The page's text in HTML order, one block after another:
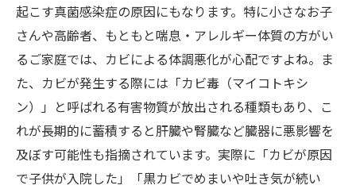
起こす真菌感染症の原因にもなります。特に小さなお子
さんや高齢者、もともと喘息・アレルギー体質の方がい
るご家庭では、カビによる体調悪化が心配ですよね。ま
た、カビが発生する際には「カビ毒（マイコトキシ
ン）」と呼ばれる有害物質が放出される種類もあり、こ
れが長期的に蓄積すると肝臓や腎臓など臓器に悪影響を
及ぼす可能性も指摘されています。実際に「カビが原因
で子供が入院した」「黒カビでめまいや吐き気が続い